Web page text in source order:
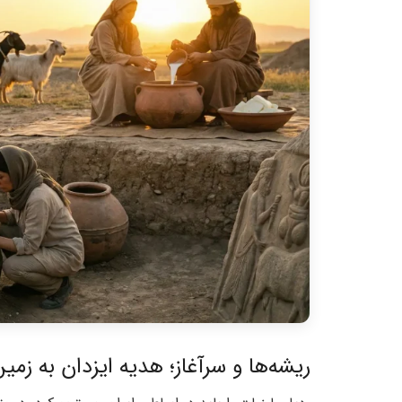
ریشه‌ها و سرآغاز؛ هدیه ایزدان به